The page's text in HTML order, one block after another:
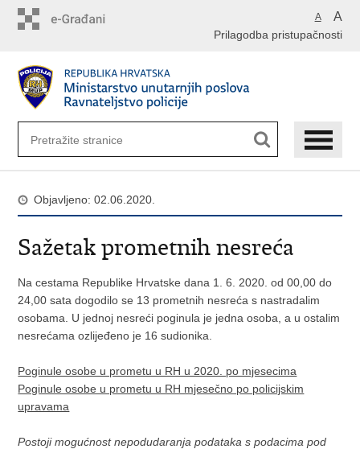
A A
Prilagodba pristupačnosti
Objavljeno: 02.06.2020.
Sažetak prometnih nesreća
Na cestama Republike Hrvatske dana 1. 6. 2020. od 00,00 do
24,00 sata dogodilo se 13 prometnih nesreća s nastradalim
osobama. U jednoj nesreći poginula je jedna osoba, a u ostalim
nesrećama ozlijeđeno je 16 sudionika.
Poginule osobe u prometu u RH u 2020. po mjesecima
Poginule osobe u prometu u RH mjesečno po policijskim
upravama
Postoji mogućnost nepodudaranja podataka s podacima pod